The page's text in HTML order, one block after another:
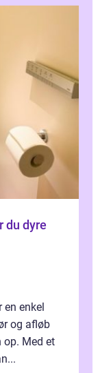
du dyre
en enkel
og afløb
op. Med et